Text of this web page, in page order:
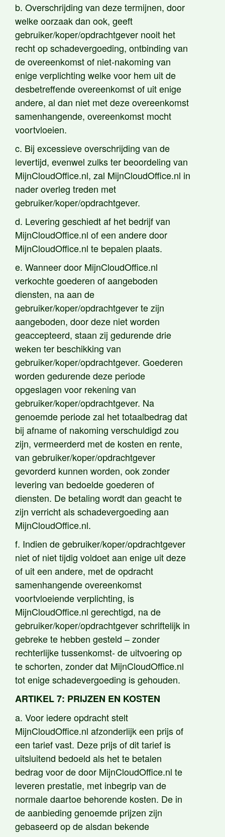
b. Overschrijding van deze termijnen, door
welke oorzaak dan ook, geeft
gebruiker/koper/opdrachtgever nooit het
recht op schadevergoeding, ontbinding van
de overeenkomst of niet-nakoming van
enige verplichting welke voor hem uit de
desbetreffende overeenkomst of uit enige
andere, al dan niet met deze overeenkomst
samenhangende, overeenkomst mocht
voortvloeien.
c. Bij excessieve overschrijding van de
levertijd, evenwel zulks ter beoordeling van
MijnCloudOffice.nl, zal MijnCloudOffice.nl in
nader overleg treden met
gebruiker/koper/opdrachtgever.
d. Levering geschiedt af het bedrijf van
MijnCloudOffice.nl of een andere door
MijnCloudOffice.nl te bepalen plaats.
e. Wanneer door MijnCloudOffice.nl
verkochte goederen of aangeboden
diensten, na aan de
gebruiker/koper/opdrachtgever te zijn
aangeboden, door deze niet worden
geaccepteerd, staan zij gedurende drie
weken ter beschikking van
gebruiker/koper/opdrachtgever. Goederen
worden gedurende deze periode
opgeslagen voor rekening van
gebruiker/koper/opdrachtgever. Na
genoemde periode zal het totaalbedrag dat
bij afname of nakoming verschuldigd zou
zijn, vermeerderd met de kosten en rente,
van gebruiker/koper/opdrachtgever
gevorderd kunnen worden, ook zonder
levering van bedoelde goederen of
diensten. De betaling wordt dan geacht te
zijn verricht als schadevergoeding aan
MijnCloudOffice.nl.
f. Indien de gebruiker/koper/opdrachtgever
niet of niet tijdig voldoet aan enige uit deze
of uit een andere, met de opdracht
samenhangende overeenkomst
voortvloeiende verplichting, is
MijnCloudOffice.nl gerechtigd, na de
gebruiker/koper/opdrachtgever schriftelijk in
gebreke te hebben gesteld – zonder
rechterlijke tussenkomst- de uitvoering op
te schorten, zonder dat MijnCloudOffice.nl
tot enige schadevergoeding is gehouden.
ARTIKEL 7: PRIJZEN EN KOSTEN
a. Voor iedere opdracht stelt
MijnCloudOffice.nl afzonderlijk een prijs of
een tarief vast. Deze prijs of dit tarief is
uitsluitend bedoeld als het te betalen
bedrag voor de door MijnCloudOffice.nl te
leveren prestatie, met inbegrip van de
normale daartoe behorende kosten. De in
de aanbieding genoemde prijzen zijn
gebaseerd op de alsdan bekende